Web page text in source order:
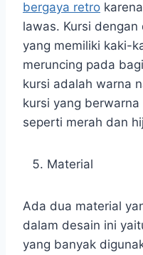
bergaya retro
lawas. Kursi
yang memiliki kaki-
meruncing pada
kursi adalah warna
kursi yang
seperti merah dan
Material
Ada dua material
dalam desain ini
yang banyak